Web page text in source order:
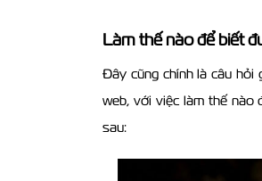
Làm thế nào để biết
Đây cũng chính là câu hỏi
web, với việc làm thế nào
sau: